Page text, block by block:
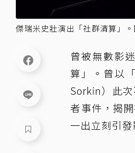
傑瑞米史壯演出「社群清算」
曾被無數影
算」。曾以
Sorkin）此
者事件，揭
一出立刻引發